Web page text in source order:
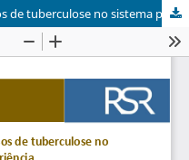
Efetividade da busca ativa de casos de tuberculose no sistema prisional: relato de experiência